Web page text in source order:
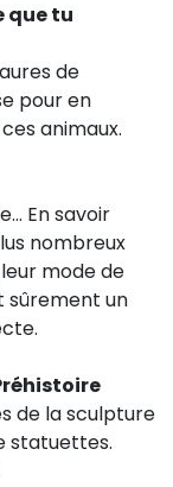
que tu
de
pour en
animaux.
En savoir
nombreux
mode de
sûrement un
de la sculpture
statuettes.